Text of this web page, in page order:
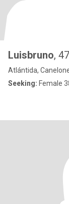
Luisbruno, 47
Atlántida,
Seeking: Female